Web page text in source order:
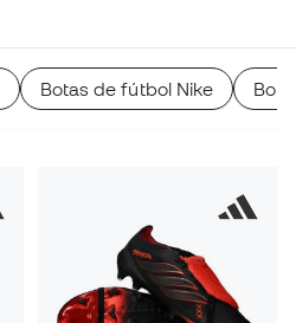
Botas de fútbol Nike